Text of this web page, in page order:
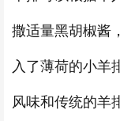
撒适量黑胡椒酱
入了薄荷的小羊
风味和传统的羊